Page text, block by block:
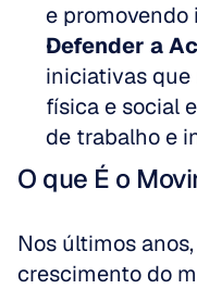
e promovendo
Defender a
iniciativas que
física e social
de trabalho e
O que É o
Nos últimos
crescimento do